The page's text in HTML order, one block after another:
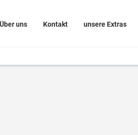
Über uns Kontakt unsere Extras